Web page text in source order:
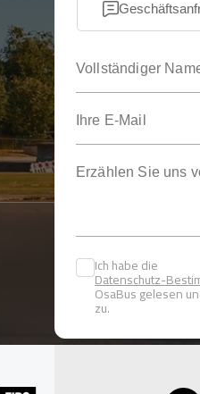
Ich habe die
Datenschutz-
OsaBus gelesen
zu.